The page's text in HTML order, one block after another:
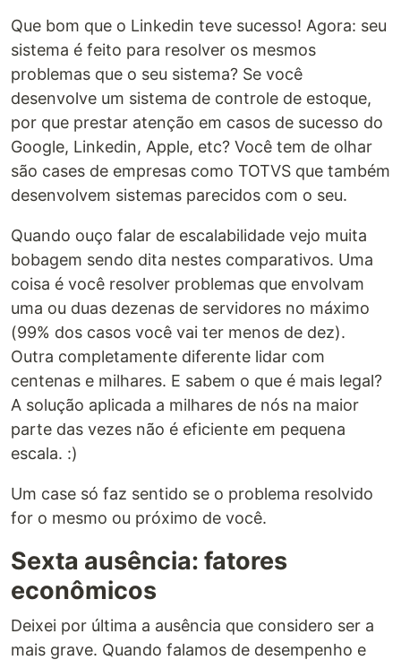
Que bom que o Linkedin teve sucesso! Agora: seu
sistema é feito para resolver os mesmos
problemas que o seu sistema? Se você
desenvolve um sistema de controle de estoque,
por que prestar atenção em casos de sucesso do
Google, Linkedin, Apple, etc? Você tem de olhar
são cases de empresas como TOTVS que também
desenvolvem sistemas parecidos com o seu.
Quando ouço falar de escalabilidade vejo muita
bobagem sendo dita nestes comparativos. Uma
coisa é você resolver problemas que envolvam
uma ou duas dezenas de servidores no máximo
(99% dos casos você vai ter menos de dez).
Outra completamente diferente lidar com
centenas e milhares. E sabem o que é mais legal?
A solução aplicada a milhares de nós na maior
parte das vezes não é eficiente em pequena
escala. :)
Um case só faz sentido se o problema resolvido
for o mesmo ou próximo de você.
Sexta ausência: fatores
econômicos
Deixei por última a ausência que considero ser a
mais grave. Quando falamos de desempenho e